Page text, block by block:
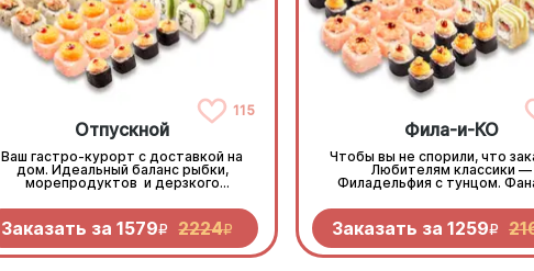
115
Отпускной
Ваш гастро-курорт с доставкой на
дом. Идеальный баланс рыбки,
морепродуктов и дерзкого
летнего Лечо-ролла с беконом.
Расслабьтесь и отдыхайте, мы всё
приготовили!
Заказать за 1579R 2224R
Фила-и-КО
Чтобы вы не спорили, что
Любителям классики —
Филадельфия с тунцом.
похрустеть — горячая
королевским окунем и
Запеченные маки - залетают
целиком, как попкорн, а
как полноценное блюдо.
компания понравится
Заказать за 1259R